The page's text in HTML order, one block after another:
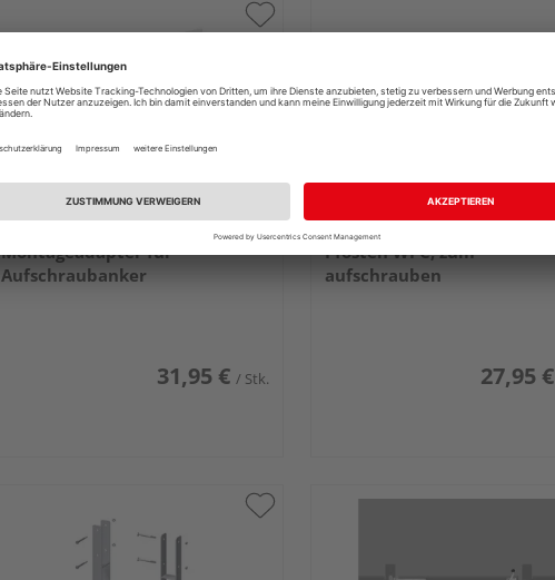
TraumGarten L-Stein
Montageadapter für
Aufschraubanker
31,95 € / Stk.
TraumGarten Träger für
Pfosten WPC, zum
aufschrauben
27,95 €